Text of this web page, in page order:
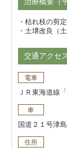
・枯れ枝の剪定
・土壌改良（
交通アクセ
電車
ＪＲ東海道線
車
国道２１号津
住所